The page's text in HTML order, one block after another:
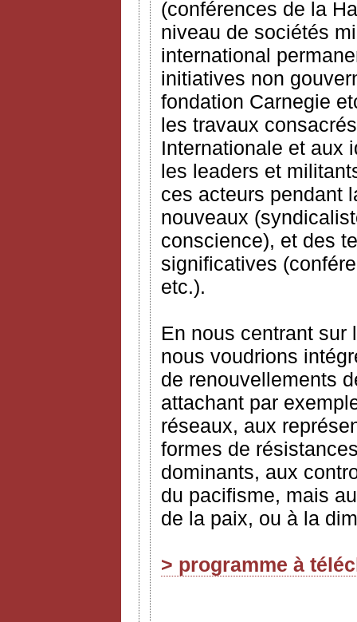
(conférences de la
niveau de sociétés
international
initiatives non
fondation Carnegie
les travaux
Internationale et aux
les leaders et
ces acteurs pendant
nouveaux
conscience), et des
significatives
etc.).
En nous centrant
nous voudrions
de renouvellements
attachant par
réseaux, aux
formes de
dominants, aux
du pacifisme, mais
de la paix, ou à la
> programme à